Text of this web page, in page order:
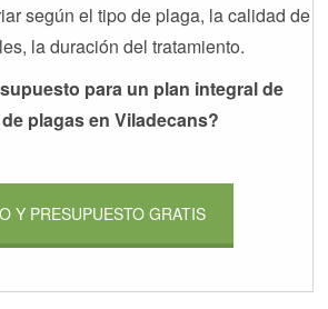
según el tipo de plaga, la calidad de
la duración del tratamiento.
para un plan integral de
plagas en Viladecans?
Y PRESUPUESTO GRATIS